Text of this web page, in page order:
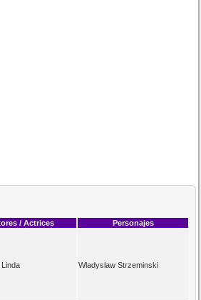
/ Actrices Personajes
Wladyslaw Strzeminski